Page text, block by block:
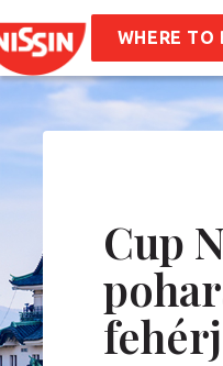
WHERE TO
Vállalati
Cup